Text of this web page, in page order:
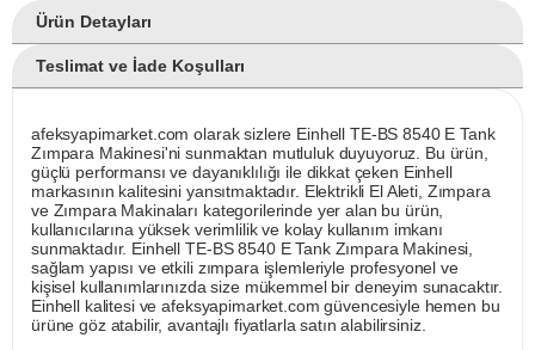
Ürün Detayları
Teslimat ve İade Koşulları
afeksyapimarket.com olarak sizlere Einhell TE-BS 8540 E Tank
Zımpara Makinesi'ni sunmaktan mutluluk duyuyoruz. Bu ürün,
güçlü performansı ve dayanıklılığı ile dikkat çeken Einhell
markasının kalitesini yansıtmaktadır. Elektrikli El Aleti, Zımpara
ve Zımpara Makinaları kategorilerinde yer alan bu ürün,
kullanıcılarına yüksek verimlilik ve kolay kullanım imkanı
sunmaktadır. Einhell TE-BS 8540 E Tank Zımpara Makinesi,
sağlam yapısı ve etkili zımpara işlemleriyle profesyonel ve
kişisel kullanımlarınızda size mükemmel bir deneyim sunacaktır.
Einhell kalitesi ve afeksyapimarket.com güvencesiyle hemen bu
ürüne göz atabilir, avantajlı fiyatlarla satın alabilirsiniz.